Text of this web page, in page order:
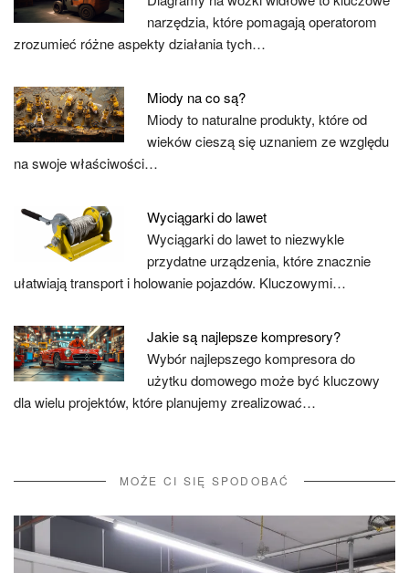
narzędzia, które pomagają operatorom
zrozumieć różne aspekty działania tych…
Miody na co są?
Miody to naturalne produkty, które od
wieków cieszą się uznaniem ze względu
na swoje właściwości…
Wyciągarki do lawet
Wyciągarki do lawet to niezwykle
przydatne urządzenia, które znacznie
ułatwiają transport i holowanie pojazdów. Kluczowymi…
Jakie są najlepsze kompresory?
Wybór najlepszego kompresora do
użytku domowego może być kluczowy
dla wielu projektów, które planujemy zrealizować…
MOŻE CI SIĘ SPODOBAĆ